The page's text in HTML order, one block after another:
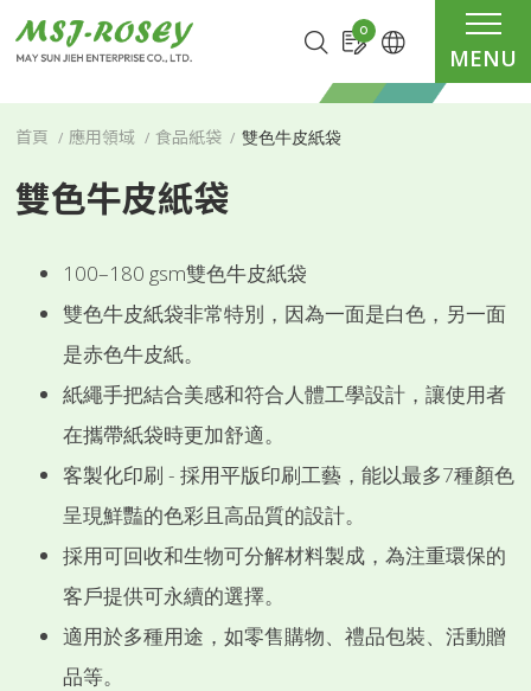
MENU
0
首頁 應用領域 食品紙袋 雙色牛皮紙袋
雙色牛皮紙袋
100–180 gsm雙色牛皮紙袋
雙色牛皮紙袋非常特別，因為一面是白色，另一面
是赤色牛皮紙。
紙繩手把結合美感和符合人體工學設計，讓使用者
在攜帶紙袋時更加舒適。
客製化印刷 - 採用平版印刷工藝，能以最多7種顏色
呈現鮮豔的色彩且高品質的設計。
採用可回收和生物可分解材料製成，為注重環保的
客戶提供可永續的選擇。
適用於多種用途，如零售購物、禮品包裝、活動贈
品等。
Cookie管理面板